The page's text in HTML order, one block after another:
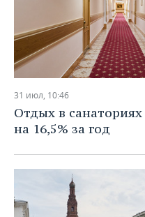
31 июл, 10:46
Отдых в
на 16,5% за год